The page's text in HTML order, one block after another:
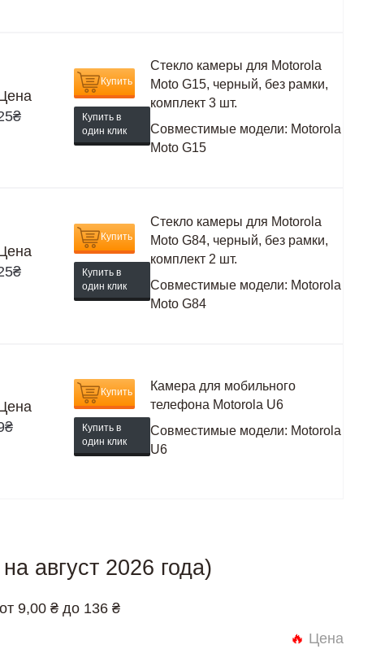
₴
Купить
Купить в
один клик
Стекло камеры для Motorola
Moto G15, черный, без рамки,
комплект 3 шт.
Совместимые модели: Motorola
Moto G15
₴
Купить
Купить в
один клик
Стекло камеры для Motorola
Moto G84, черный, без рамки,
комплект 2 шт.
Совместимые модели: Motorola
Moto G84
₴
Купить
Купить в
один клик
Камера для мобильного
телефона Motorola U6
Совместимые модели: Motorola
U6
август 2026 года)
9,00 ₴ до 136 ₴
🔥 Цена